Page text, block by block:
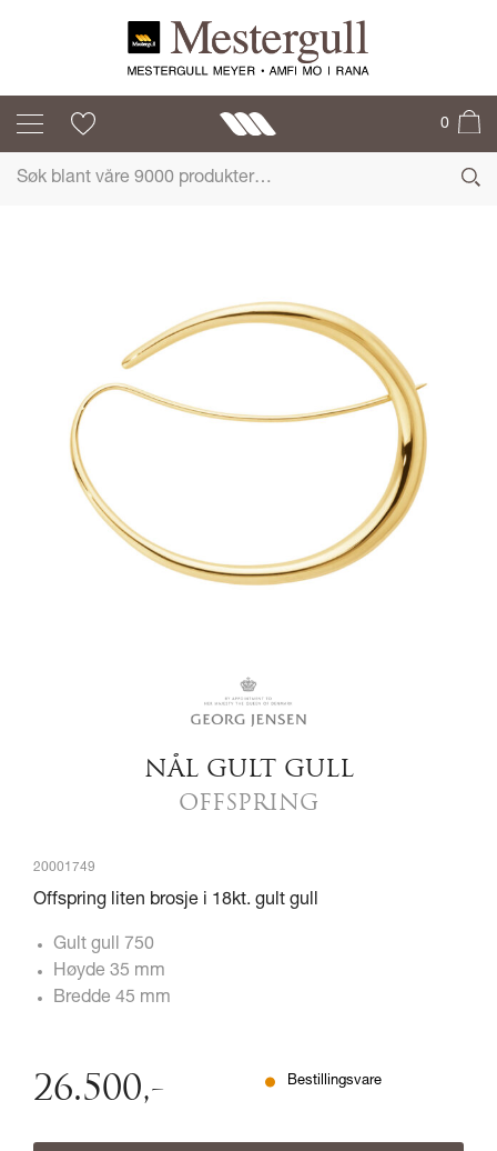
0
NÅL GULT GULL
OFFSPRING
20001749
Offspring liten brosje i 18kt. gult gull
Gult gull 750
Høyde 35 mm
Bredde 45 mm
26.500,- Bestillingsvare
GEORG JENSEN